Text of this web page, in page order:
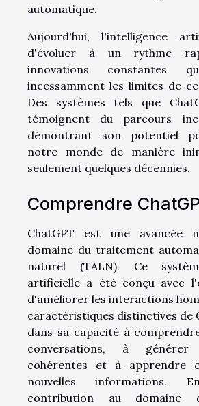
automatique.
Aujourd'hui, l'intelligence
d'évoluer à un rythme
innovations constantes
incessamment les limites de
Des systèmes tels que
témoignent du parcours
démontrant son potentiel
notre monde de manière
seulement quelques décennies.
Comprendre
ChatGPT est une avancée
domaine du traitement
naturel (TALN). Ce
artificielle a été conçu avec
d'améliorer les interactions
caractéristiques distinctives de
dans sa capacité à
conversations, à générer
cohérentes et à apprendre
nouvelles informations.
contribution au domaine